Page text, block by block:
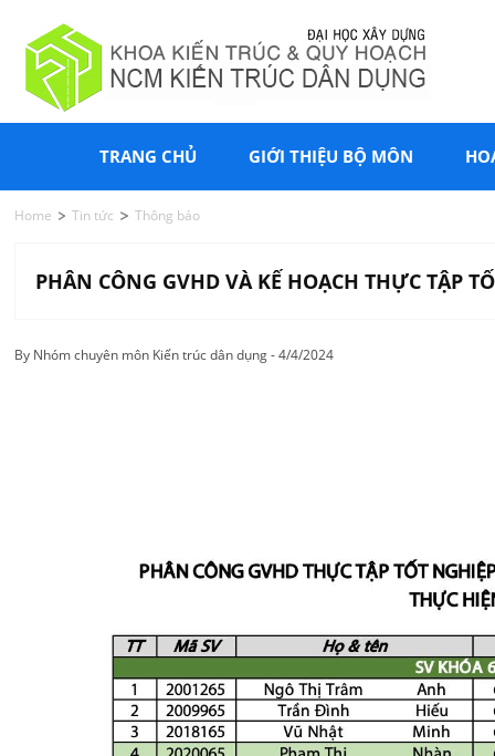
TRANG CHỦ GIỚI THIỆU BỘ MÔN
Home Tin tức Thông báo
PHÂN CÔNG GVHD VÀ KẾ HOẠCH THỰC TẬP
By Nhóm chuyên môn Kiến trúc dân dụng - 4/4/2024